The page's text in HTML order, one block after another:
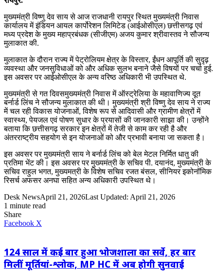
मुख्यमंत्री विष्णु देव साय से आज राजधानी रायपुर स्थित मुख्यमंत्री निवास
कार्यालय में इंडियन आयल कार्पोरेशन लिमिटेड (आईओसीएल) छत्तीसगढ़ एवं
मध्य प्रदेश के मुख्य महाप्रबंधक (सीजीएम) अजय कुमार श्रीवास्तव ने सौजन्य
मुलाकात की.
मुलाकात के दौरान राज्य में पेट्रोलियम क्षेत्र के विस्तार, ईंधन आपूर्ति की सुदृढ़
व्यवस्था और जनसुविधाओं को और अधिक सुलभ बनाने जैसे विषयों पर चर्चा हुई.
इस अवसर पर आईओसीएल के अन्य वरिष्ठ अधिकारी भी उपस्थित थे.
मुख्यमंत्री से गत दिवसमुख्यमंत्री निवास में ऑस्ट्रेलिया के महावाणिज्य दूत
बर्नार्ड लिंच ने सौजन्य मुलाकात की थी। मुख्यमंत्री श्री विष्णु देव साय ने राज्य
में चल रही विकास योजनाओं, विशेष रूप से आदिवासी और ग्रामीण क्षेत्रों में
स्वास्थ्य, पेयजल एवं पोषण सुधार के प्रयासों की जानकारी साझा की। उन्होंने
बताया कि छत्तीसगढ़ सरकार इन क्षेत्रों में तेजी से काम कर रही है और
अंतरराष्ट्रीय सहयोग से इन योजनाओं को और प्रभावी बनाया जा सकता है।
इस अवसर पर मुख्यमंत्री साय ने बर्नार्ड लिंच को बेल मेटल निर्मित धातु की
प्रतिमा भेंट की। इस अवसर पर मुख्यमंत्री के सचिव पी. दयानंद, मुख्यमंत्री के
सचिव राहुल भगत, मुख्यमत्री के विशेष सचिव रजत बंसल, सीनियर इकोनॉमिक
रिसर्च अफसर अनघा सहित अन्य अधिकारी उपस्थित थे।
Desk NewsApril 21, 2026Last Updated: April 21, 2026
1 minute read
Share
Facebook X
124 साल में कई बार हुआ भोजशाला का सर्वे, हर बार
मिलीं मूर्तियां-श्लोक, MP HC में अब होगी सुनवाई